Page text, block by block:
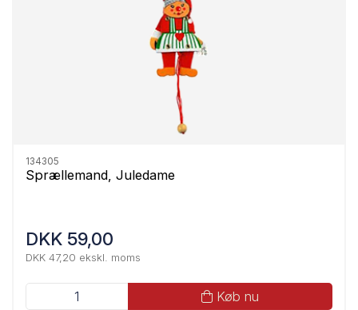
134305
Sprællemand, Juledame
DKK 59,00
DKK 47,20 ekskl. moms
Køb nu